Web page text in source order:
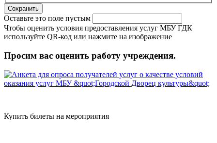
Оставьте это поле пустым
Чтобы оценить условия предоставления услуг МБУ ГДК
используйте QR-код или нажмите на изображение
Просим вас оценить работу учреждения.
Купить билеты на мероприятия